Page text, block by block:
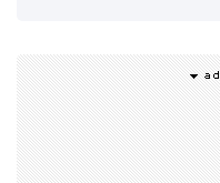
วย
เพื่อต่อยอดความตั้งใจใน
งเด็กไทย Finn ได้เดินห